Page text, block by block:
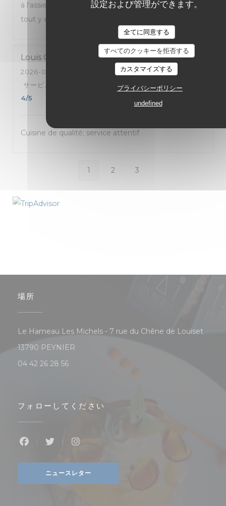
設定および管理ができます。
全てに同意する
すべてのクッキーを拒否する
カスタマイズする
プライバシーポリシー
undefined
à l'assiette en passant par le service et les sourires,
tout y est 😊 !
Louis G
2026-07-30
- 12:30 - ゲスト 4
サービス
メニュー: 品質-価格
4/5
Cuisine de qualité; service attentif
1 2 3
場所
Le Hameau Les Michels - 7 rue du Chêne de Louiset
13790 PEYNIER
04 42 26 28 56
フォローしてください
ニュースレター